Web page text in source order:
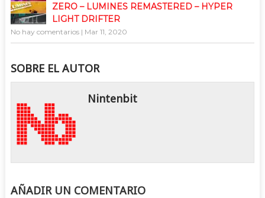
ZERO – LUMINES REMASTERED – HYPER
LIGHT DRIFTER
No hay comentarios| Mar 11, 2020
SOBRE EL AUTOR
Nintenbit
AÑADIR UN COMENTARIO